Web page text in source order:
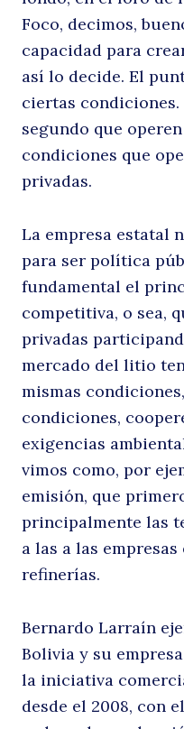
Foco, decimos,
capacidad para
así lo decide. El
ciertas
segundo que
condiciones que
privadas.
La empresa estatal
para ser política
fundamental el
competitiva, o sea,
privadas
mercado del litio
mismas
condiciones,
exigencias
vimos como, por
emisión, que
principalmente las
a las a las
refinerías.
Bernardo Larraín
Bolivia y su
la iniciativa
desde el 2008, con